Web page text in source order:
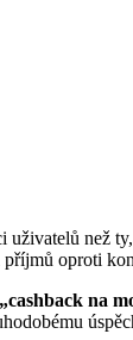
než
příjmů oproti
na